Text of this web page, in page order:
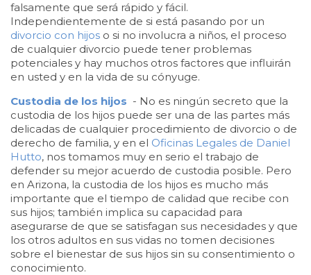
falsamente que será rápido y fácil.
Independientemente de si está pasando por un
divorcio con hijos o si no involucra a niños, el proceso
de cualquier divorcio puede tener problemas
potenciales y hay muchos otros factores que influirán
en usted y en la vida de su cónyuge.
Custodia de los hijos - No es ningún secreto que la
custodia de los hijos puede ser una de las partes más
delicadas de cualquier procedimiento de divorcio o de
derecho de familia, y en el Oficinas Legales de Daniel
Hutto, nos tomamos muy en serio el trabajo de
defender su mejor acuerdo de custodia posible. Pero
en Arizona, la custodia de los hijos es mucho más
importante que el tiempo de calidad que recibe con
sus hijos; también implica su capacidad para
asegurarse de que se satisfagan sus necesidades y que
los otros adultos en sus vidas no tomen decisiones
sobre el bienestar de sus hijos sin su consentimiento o
conocimiento.